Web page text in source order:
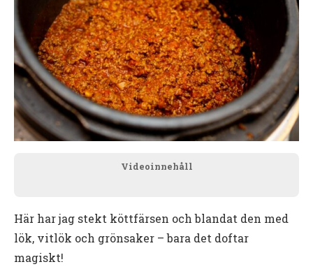
Videoinnehåll
Här har jag stekt köttfärsen och blandat den med
lök, vitlök och grönsaker – bara det doftar
magiskt!